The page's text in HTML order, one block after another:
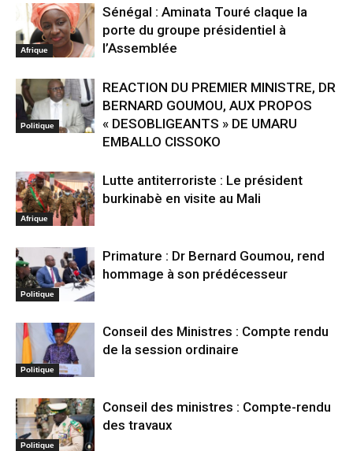
Afrique
Sénégal : Aminata Touré claque la
porte du groupe présidentiel à
l’Assemblée
Politique
REACTION DU PREMIER MINISTRE, DR
BERNARD GOUMOU, AUX PROPOS
« DESOBLIGEANTS » DE UMARU
EMBALLO CISSOKO
Afrique
Lutte antiterroriste : Le président
burkinabè en visite au Mali
Politique
Primature : Dr Bernard Goumou, rend
hommage à son prédécesseur
Politique
Conseil des Ministres : Compte rendu
de la session ordinaire
Politique
Conseil des ministres : Compte-rendu
des travaux